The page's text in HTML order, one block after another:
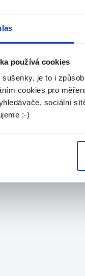
používá cookies
sušenky, je to i
cookies pro
sociální
:-)